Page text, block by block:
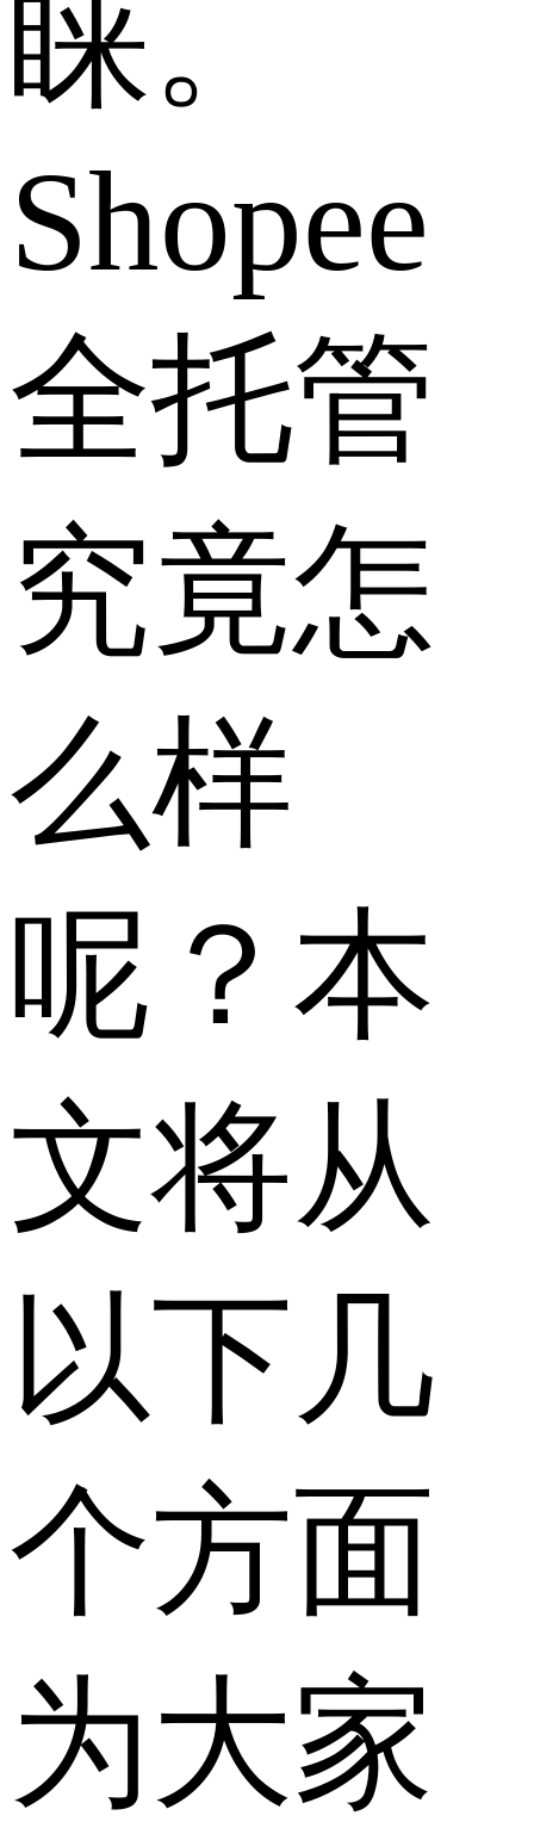
睐。
Shopee
全托管
究竟怎
么样
呢？本
文将从
以下几
个方面
为大家